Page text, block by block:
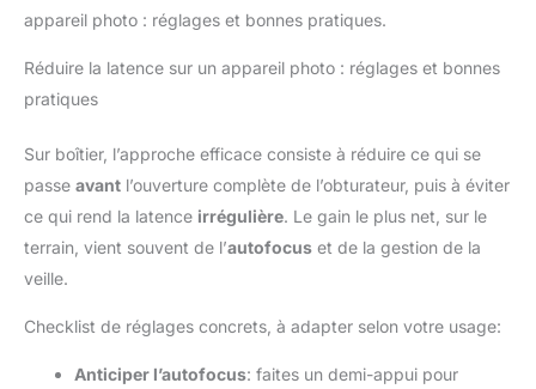
appareil photo : réglages et bonnes pratiques.
Réduire la latence sur un appareil photo : réglages et bonnes
pratiques
Sur boîtier, l’approche efficace consiste à réduire ce qui se
passe avant l’ouverture complète de l’obturateur, puis à éviter
ce qui rend la latence irrégulière. Le gain le plus net, sur le
terrain, vient souvent de l’autofocus et de la gestion de la
veille.
Checklist de réglages concrets, à adapter selon votre usage:
Anticiper l’autofocus: faites un demi-appui pour